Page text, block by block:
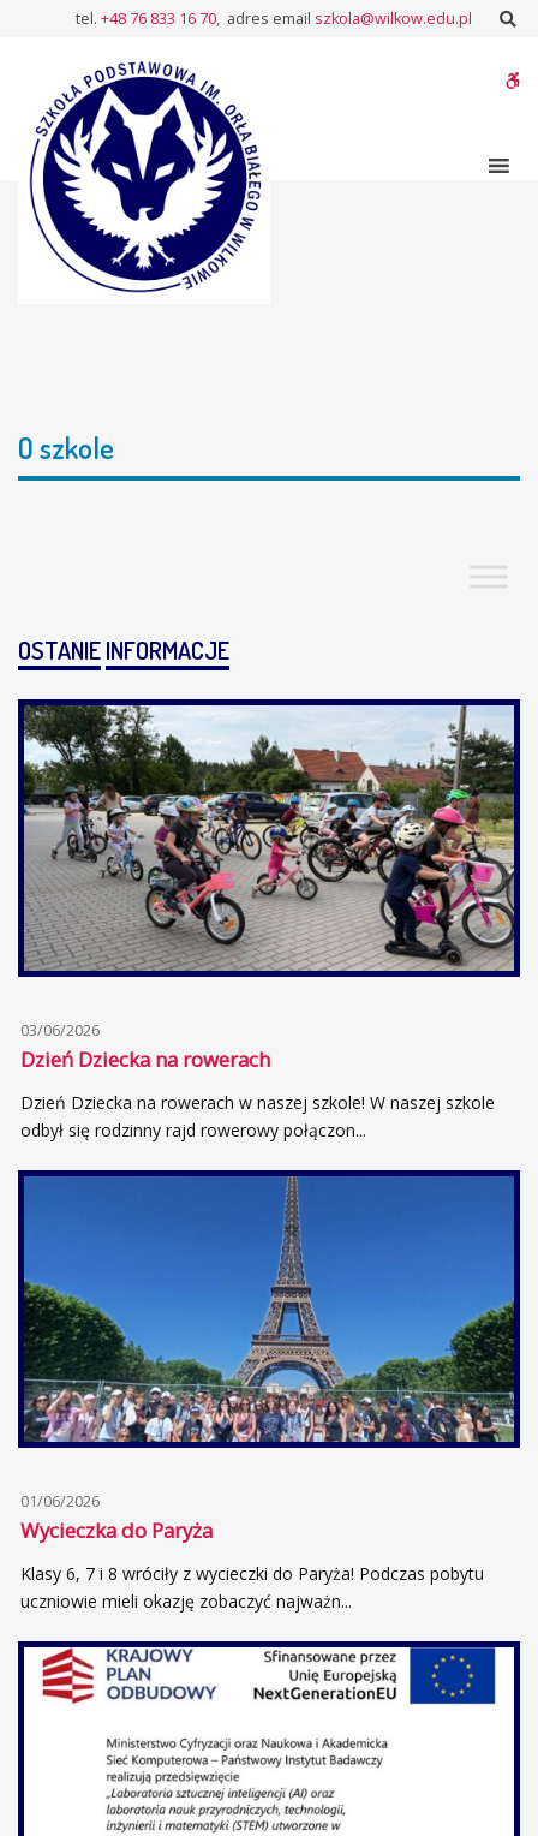
tel. +48 76 833 16 70, adres email szkola@wilkow.edu.pl
O szkole
OSTANIEINFORMACJE
03/06/2026
Dzień Dziecka na rowerach
Dzień Dziecka na rowerach w naszej szkole! W naszej szkole
odbył się rodzinny rajd rowerowy połączon...
01/06/2026
Wycieczka do Paryża
Klasy 6, 7 i 8 wróciły z wycieczki do Paryża! Podczas pobytu
uczniowie mieli okazję zobaczyć najważn...